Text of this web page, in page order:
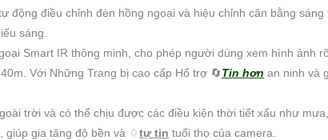
động điều chỉnh đèn hồng ngoại và hiệu chỉnh cân bằng sáng
sáng.
Smart IR thông minh, cho phép người dùng xem hình ảnh
Với Những Trang bị cao cấp Hổ trợ 🔄Tin hơn an ninh và
trời và có thể chịu được các điều kiện thời tiết xấu như mưa,
giúp gia tăng độ bền và ♢tự tin tuổi thọ của camera.